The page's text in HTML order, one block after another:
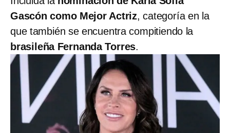
Gascón como Mejor Actriz, categoría en la
que también se encuentra compitiendo la
brasileña Fernanda Torres.